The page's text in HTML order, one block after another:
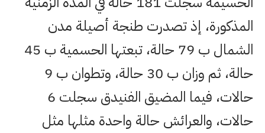
المذكورة، إذ تصدرت طنجة أصيلة مدن
الشمال ب 79 حالة، تبعتها الحسمية ب 45
حالة، ثم وزان ب 30 حالة، وتطوان ب 9
حالات، فيما المضيق الفنيدق سجلت 6
حالات، والعرائش حالة واحدة مثلها مثل